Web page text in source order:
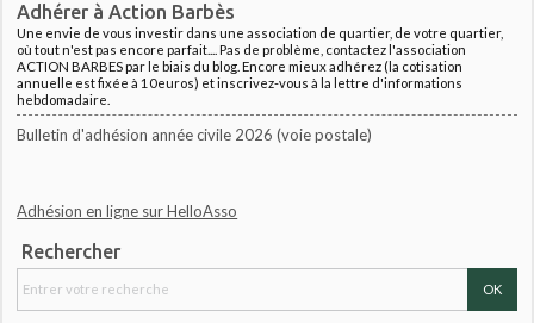
Adhérer à Action Barbès
Une envie de vous investir dans une association de quartier, de votre quartier,
où tout n'est pas encore parfait.... Pas de problème, contactez l'association
ACTION BARBES par le biais du blog. Encore mieux adhérez (la cotisation
annuelle est fixée à 10euros) et inscrivez-vous à la lettre d'informations
hebdomadaire.
Bulletin d'adhésion année civile 2026 (voie postale)
Adhésion en ligne sur HelloAsso
Rechercher